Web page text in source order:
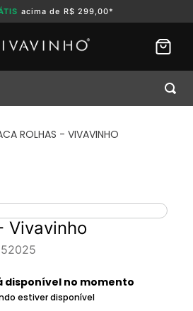
acima de R$ 299,00*
ROLHAS - VIVAVINHO
Vivavinho
disponível no momento
estiver disponível